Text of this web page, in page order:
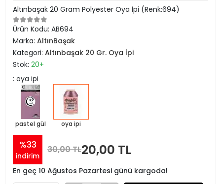
Altınbaşak 20 Gram Polyester Oya İpi (Renk:694)
Ürün Kodu: AB694
Marka: AltınBaşak
Kategori: Altınbaşak 20 Gr. Oya İpi
Stok: 20+
: oya ipi
pastel gül oya ipi
%33
indirim
30,00 TL20,00 TL
En geç 10 Ağustos Pazartesi günü kargoda!